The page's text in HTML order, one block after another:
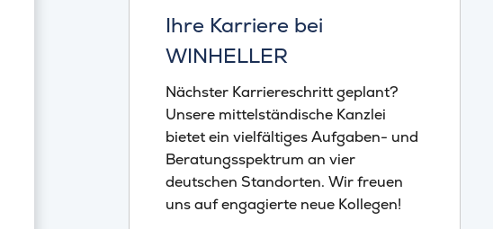
Ihre Karriere bei
WINHELLER
Nächster Karriereschritt geplant?
Unsere mittelständische Kanzlei
bietet ein vielfältiges Aufgaben- und
Beratungsspektrum an vier
deutschen Standorten. Wir freuen
uns auf engagierte neue Kollegen!